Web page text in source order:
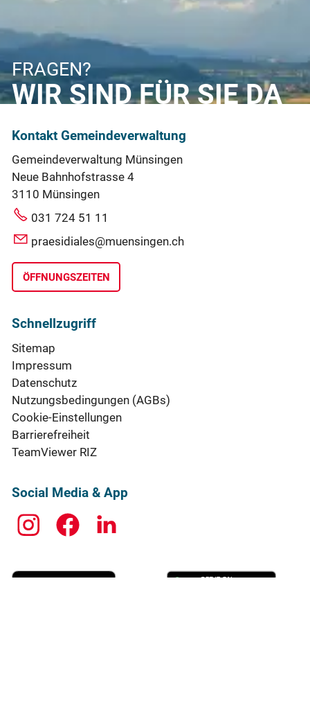
FRAGEN?
WIR SIND FÜR SIE DA
Kontakt Gemeindeverwaltung
Gemeindeverwaltung Münsingen
Neue Bahnhofstrasse 4
3110 Münsingen
031 724 51 11
praesidiales@muensingen.ch
ÖFFNUNGSZEITEN
Schnellzugriff
Sitemap
Impressum
Datenschutz
Nutzungsbedingungen (AGBs)
Cookie-Einstellungen
Barrierefreiheit
TeamViewer RIZ
Social Media & App